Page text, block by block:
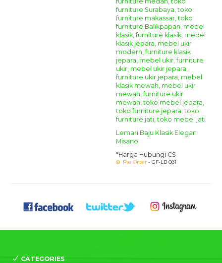
Lemari Baju Klasik Elegan
Misano
*Harga Hubungi CS
Pre Order - GF-LB 081
CATEGORIES